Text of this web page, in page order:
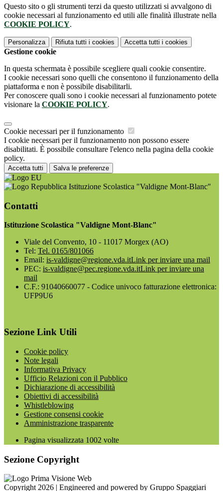
Questo sito o gli strumenti terzi da questo utilizzati si avvalgono di
cookie necessari al funzionamento ed utili alle finalità illustrate nella
COOKIE POLICY.
Personalizza Rifiuta tutti i cookies Accetta tutti i cookies
Gestione cookie
In questa schermata è possibile scegliere quali cookie consentire.
I cookie necessari sono quelli che consentono il funzionamento della
piattaforma e non è possibile disabilitarli.
Per conoscere quali sono i cookie necessari al funzionamento potete
visionare la COOKIE POLICY.
Cookie necessari per il funzionamento
I cookie necessari per il funzionamento non possono essere
disabilitati. È possibile consultare l'elenco nella pagina della cookie
policy.
Accetta tutti Salva le preferenze
Istituzione Scolastica "Valdigne Mont-Blanc"
Contatti
Istituzione Scolastica "Valdigne Mont-Blanc"
Viale del Convento, 10 - 11017 Morgex (AO)
Tel: Tel. 0165/801066
Email: is-valdigne@regione.vda.itLink per inviare una mail
PEC: is-valdigne@pec.regione.vda.itLink per inviare una
mail
C.F.: 91040660077 - Codice univoco fatturazione elettronica:
UFP9U6
Sezione Link Utili
Cookie policy
Note legali
Informativa Privacy
Ufficio Relazioni con il Pubblico
Dichiarazione di accessibilità
Obiettivi di accessibilità
Whistleblowing
Gestione consensi cookie
Amministrazione trasparente
Pagina visualizzata 1002 volte
Sezione Copyright
Copyright 2026 | Engineered and powered by Gruppo Spaggiari